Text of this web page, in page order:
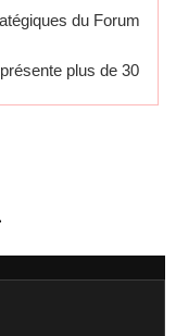
du Forum
plus de 30